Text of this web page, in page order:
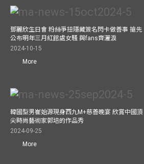
鄧麗欣生日會 粉絲爭扭隱藏簽名閃卡做善事 搶先
公布明年三月紅館處女騷 與fans齊灑淚
2024-10-15
More
韓國型男崔始源現身西九M+慈善晚宴 欣賞中國頂
尖時尚藝術家郭培的作品秀
2024-09-25
More